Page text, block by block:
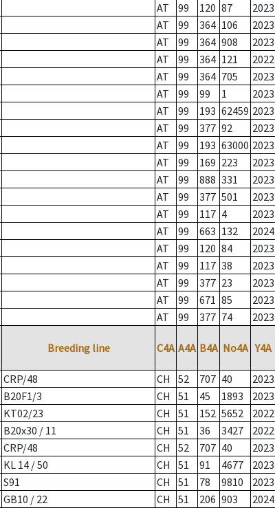
AT 99 120 87 2023
AT 99 364 106 2023
AT 99 364 908 2023
AT 99 364 121 2022
AT 99 364 705 2023
AT 99 99 1 2023
AT 99 193 62459 2023
AT 99 377 92 2023
AT 99 193 63000 2023
AT 99 169 223 2023
AT 99 888 331 2023
AT 99 377 501 2023
AT 99 117 4 2023
AT 99 663 132 2024
AT 99 120 84 2023
AT 99 117 38 2023
AT 99 377 23 2023
AT 99 671 85 2023
AT 99 377 74 2023
Breeding line C4A A4A B4A No4A Y4A
CRP/48 CH 52 707 40 2023
B20F1/3 CH 51 45 1893 2023
KT02/23 CH 51 152 5652 2022
B20x30 / 11 CH 51 36 3427 2022
CRP/48 CH 52 707 40 2023
KL 14 / 50 CH 51 91 4677 2023
S91 CH 51 78 9810 2023
GB10 / 22 CH 51 206 903 2024